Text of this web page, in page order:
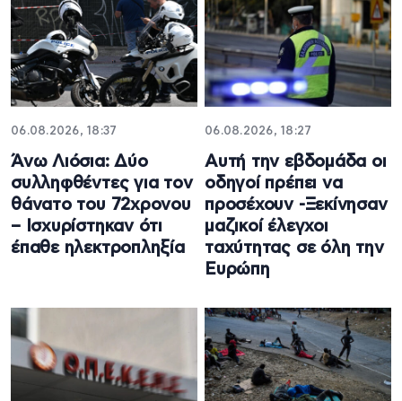
06.08.2026, 18:37
Άνω Λιόσια: Δύο
συλληφθέντες για τον
θάνατο του 72χρονου
– Ισχυρίστηκαν ότι
έπαθε ηλεκτροπληξία
06.08.2026, 18:27
Αυτή την εβδομάδα οι
οδηγοί πρέπει να
προσέχουν -Ξεκίνησαν
μαζικοί έλεγχοι
ταχύτητας σε όλη την
Ευρώπη